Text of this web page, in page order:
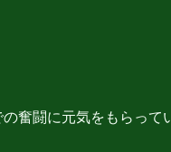
奮闘に元気をもらって